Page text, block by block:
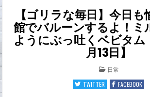
【ゴリラな毎日】今日
館でバルーンするよ！ミ
ようにぶっ吐くベビタ
月13日】
POSTED
IN
日常
TWITTER
FACEBOOK